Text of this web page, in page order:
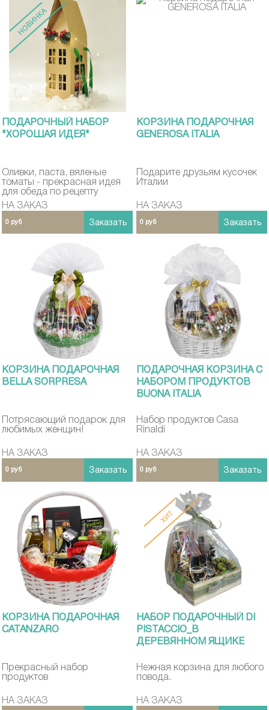
ПОДАРОЧНЫЙ НАБОР
"ХОРОШАЯ ИДЕЯ"
Оливки, паста, вяленые
томаты - прекрасная идея
для обеда по рецепту
средиземноморской кухни
НА ЗАКАЗ
0 руб Заказать
КОРЗИНА ПОДАРОЧНАЯ
GENEROSA ITALIA
Подарите друзьям кусочек
Италии
НА ЗАКАЗ
0 руб Заказать
КОРЗИНА ПОДАРОЧНАЯ
BELLA SORPRESA
Потрясающий подарок для
любимых женщин!
НА ЗАКАЗ
0 руб Заказать
ПОДАРОЧНАЯ КОРЗИНА С
НАБОРОМ ПРОДУКТОВ
BUONA ITALIA
Набор продуктов Casa
Rinaldi
НА ЗАКАЗ
0 руб Заказать
КОРЗИНА ПОДАРОЧНАЯ
CATANZARO
Прекрасный набор
продуктов
НА ЗАКАЗ
НАБОР ПОДАРОЧНЫЙ DI
PISTACCIO_В
ДЕРЕВЯННОМ ЯЩИКЕ
Нежная корзина для любого
повода.
НА ЗАКАЗ